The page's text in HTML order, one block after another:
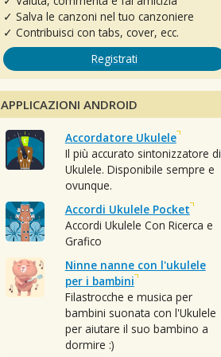
✓ Salva le canzoni nel tuo canzoniere
✓ Contribuisci con tabs, cover, ecc.
Registrati
APPLICAZIONI ANDROID
Accordatore Ukulele
Il più accurato sintonizzatore di
Ukulele. Disponibile sempre e
ovunque.
Accordi Ukulele Pocket
Accordi Ukulele Con Ricerca e
Grafico
Ninne nanne con l'ukulele
per i bambini
Filastrocche e musica per
bambini suonata con l'Ukulele
per aiutare il suo bambino a
dormire :)